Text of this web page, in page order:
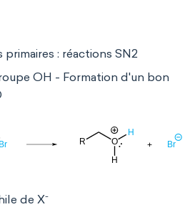
: réactions SN2
OH - Formation d'un bon
de X-